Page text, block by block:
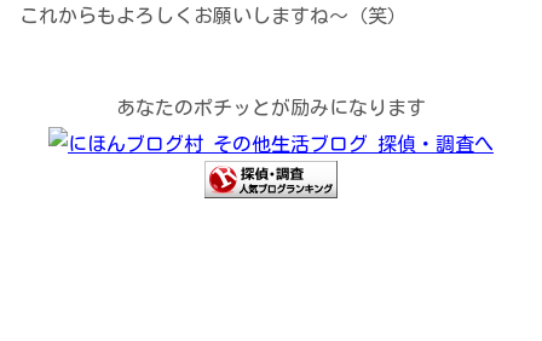
これからもよろしくお願いしますね～（笑）
あなたのポチッとが励みになります